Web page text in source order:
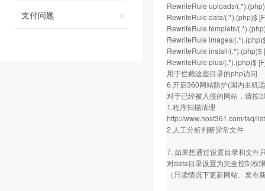
支付问题
RewriteRule uploads/
RewriteRule data/(.*).(php)$
RewriteRule templets/
RewriteRule images/
RewriteRule install/(.*).(php)$
RewriteRule plus/(.*).(php)$
用于拦截这些目录的php访问
6.开启360网站防护(国内主机
对于已经被入侵的网站，请按
1.程序扫描清理
http://www.host361.com/faq/
2.人工分析判断异常文件
7. 如果想通过设置目录和文件
对data目录设置为完全控制权
（只读情况下更新网站、发布